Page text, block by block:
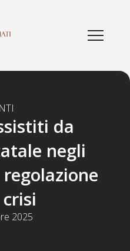
da
negli
2025